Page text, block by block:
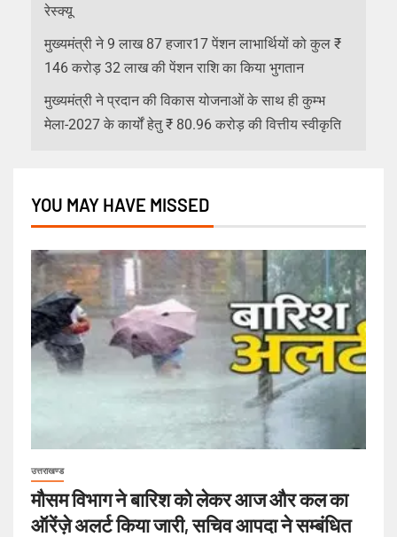
रेस्क्यू
मुख्यमंत्री ने 9 लाख 87 हजार17 पेंशन लाभार्थियों को कुल ₹
146 करोड़ 32 लाख की पेंशन राशि का किया भुगतान
मुख्यमंत्री ने प्रदान की विकास योजनाओं के साथ ही कुम्भ
मेला-2027 के कार्यों हेतु ₹ 80.96 करोड़ की वित्तीय स्वीकृति
YOU MAY HAVE MISSED
उत्तराखण्ड
मौसम विभाग ने बारिश को लेकर आज और कल का
ऑरेंज़े अलर्ट किया जारी, सचिव आपदा ने सम्बंधित